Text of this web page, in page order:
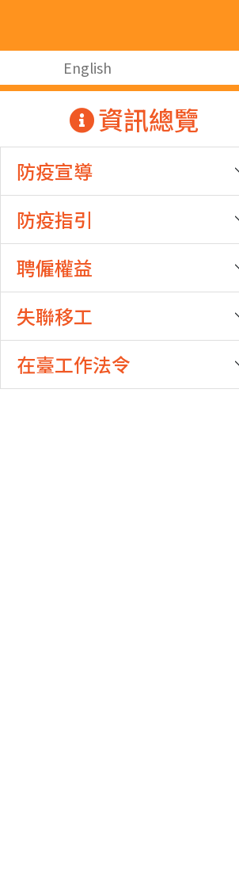
English
資訊總覽
防疫宣導
防疫指引
聘僱權益
失聯移工
在臺工作法令